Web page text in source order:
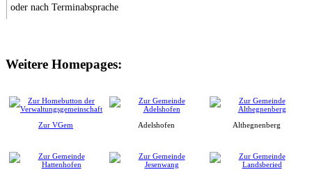
oder nach Terminabsprache
Weitere Homepages:
Zur VGem Adelshofen Althegnenberg